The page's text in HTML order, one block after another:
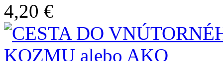
4,20 €